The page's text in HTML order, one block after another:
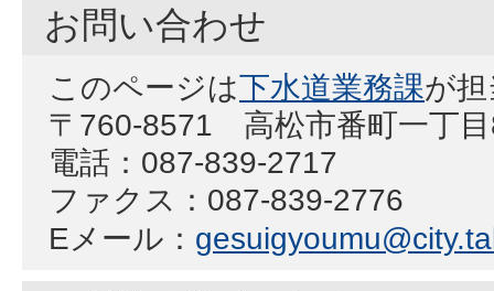
お問い合わせ
このページは下水道業務課が
〒760-8571 高松市番町一丁
電話：087-839-2717
ファクス：087-839-2776
Eメール：